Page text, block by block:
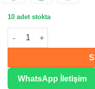
10 adet stokta
Alize Baby Best Göl
WhatsApp İletişim